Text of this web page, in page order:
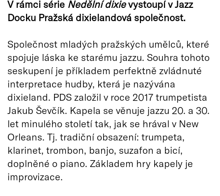
V rámci série Nedělní dixievystoupí v Jazz
Docku Pražská dixielandová společnost.
Společnost mladých pražských umělců, které
spojuje láska ke starému jazzu. Souhra tohoto
seskupení je příkladem perfektně zvládnuté
interpretace hudby, která je nazývána
dixieland. PDS založil v roce 2017 trumpetista
Jakub Ševčík. Kapela se věnuje jazzu 20. a 30.
let minulého století tak, jak se hrával v New
Orleans. Tj. tradiční obsazení: trumpeta,
klarinet, trombon, banjo, suzafon a bicí,
doplněné o piano. Základem hry kapely je
improvizace.